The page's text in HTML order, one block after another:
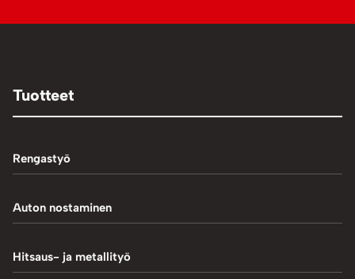
Tuotteet
Rengastyö
Palteennostin
Rengastarvikkeet/työkalut
Auton nostaminen
1-Pilarinostimet
Hitsaus- ja metallityö